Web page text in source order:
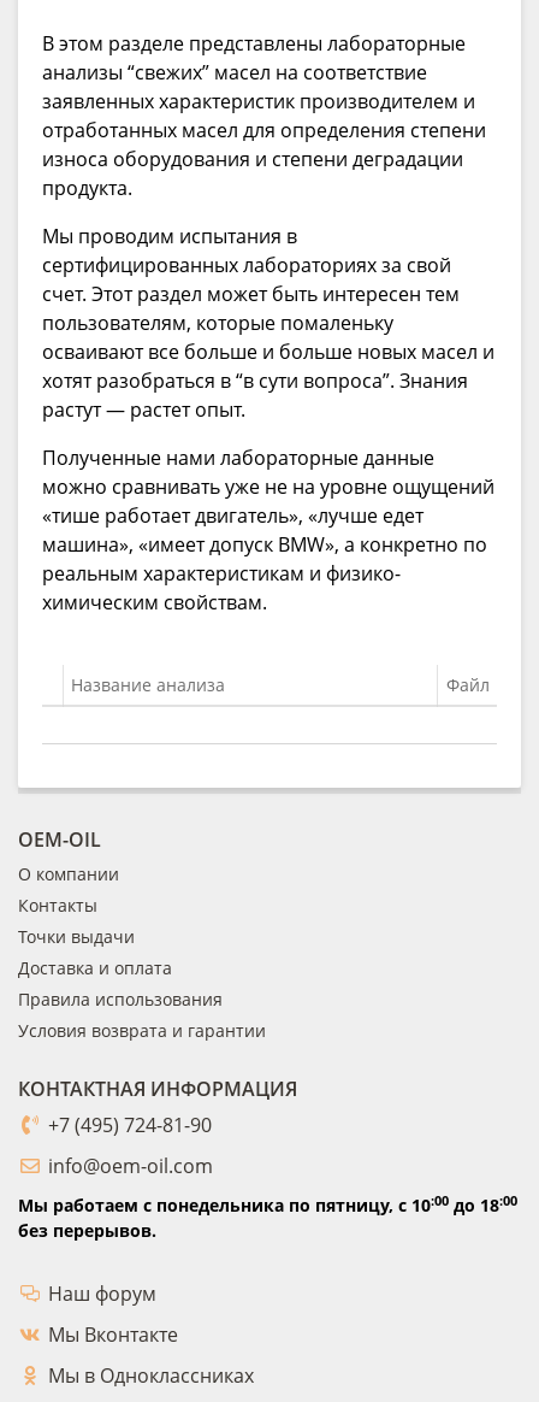
В этом разделе представлены лабораторные
анализы “cвежих” масел на соответствие
заявленных характеристик производителем и
отработанных масел для определения степени
износа оборудования и степени деградации
продукта.
Мы проводим испытания в
сертифицированных лабораториях за свой
счет. Этот раздел может быть интересен тем
пользователям, которые помаленьку
осваивают все больше и больше новых масел и
хотят разобраться в “в сути вопроса”. Знания
растут — растет опыт.
Полученные нами лабораторные данные
можно сравнивать уже не на уровне ощущений
«тише работает двигатель», «лучше едет
машина», «имеет допуск BMW», а конкретно по
реальным характеристикам и физико-
химическим свойствам.
Название анализа Файл
OEM-OIL
О компании
Контакты
Точки выдачи
Доставка и оплата
Правила использования
Условия возврата и гарантии
КОНТАКТНАЯ ИНФОРМАЦИЯ
+7 (495) 724-81-90
info@oem-oil.com
Мы работаем с понедельника по пятницу, с 10:00 до 18:00
без перерывов.
Наш форум
Мы Вконтакте
Мы в Одноклассниках